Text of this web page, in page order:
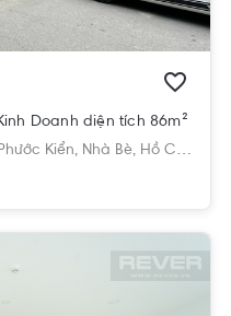
Doanh diện tích 86m²
Phước Kiển, Nhà Bè, Hồ Chí Minh